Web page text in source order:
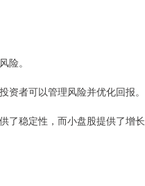
险。
者可以管理风险并优化回报。
了稳定性，而小盘股提供了增长